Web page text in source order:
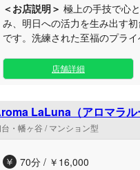
＜お店説明＞ 極上の手技で心
み、明日への活力を生み出す
です。洗練された至福のプラ
の癒やしをお届けします。 都会の喧騒から切り離され
た隠れ家のようなルームで、細
身の緊張を優しく解きほぐし、
なお時間をお約束いたします。
エリアにて、皆様のご来店を
す。
店舗詳細
LaLuna（アロマラル
・幡ヶ谷 / マンション型
70分 / ￥16,000